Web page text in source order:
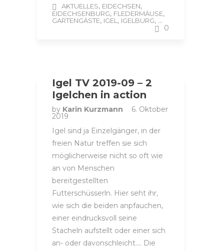
AKTUELLES, EIDECHSEN,
EIDECHSENBURG, FLEDERMÄUSE,
GARTENGÄSTE, IGEL , IGELBURG, ...
0
Igel TV 2019-09 – 2
Igelchen in action
by Karin Kurzmann 6. Oktober
2019
Igel sind ja Einzelgänger, in der
freien Natur treffen sie sich
möglicherweise nicht so oft wie
an von Menschen
bereitgestellten
Futterschüsserln. Hier seht ihr,
wie sich die beiden anpfauchen,
einer eindrucksvoll seine
Stacheln aufstellt oder einer sich
an- oder davonschleicht…. Die